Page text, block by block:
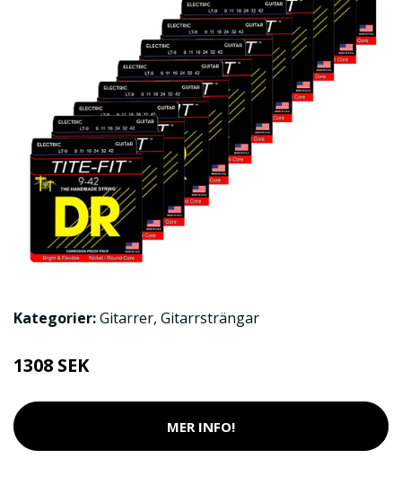
Kategorier:Gitarrer, Gitarrsträngar
1308 SEK
MER INFO!